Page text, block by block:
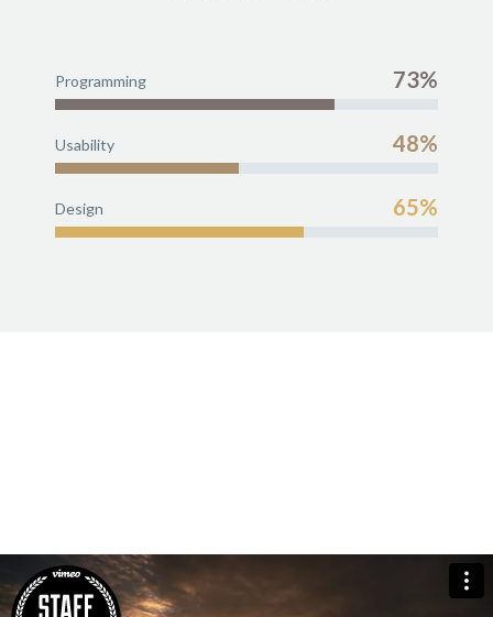
Programming 73%
Usability 48%
Design 65%